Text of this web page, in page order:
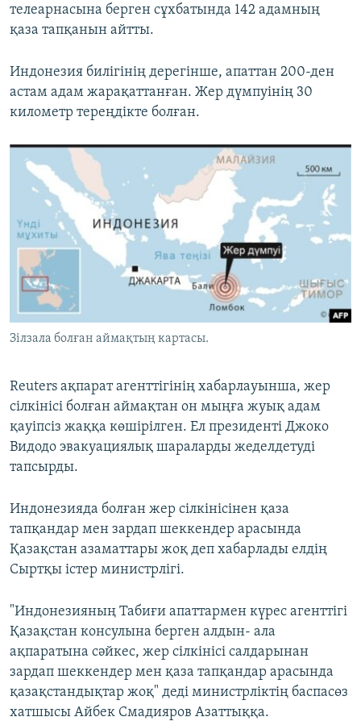
телеарнасына берген сұхбатында 142 адамның
қаза тапқанын айтты.
Индонезия билігінің дерегінше, апаттан 200-ден
астам адам жарақаттанған. Жер дүмпуінің 30
километр тереңдікте болған.
Зілзала болған аймақтың картасы.
Reuters ақпарат агенттігінің хабарлауынша, жер
сілкінісі болған аймақтан он мыңға жуық адам
қауіпсіз жаққа көшірілген. Ел президенті Джоко
Видодо эвакуациялық шараларды жеделдетуді
тапсырды.
Индонезияда болған жер сілкінісінен қаза
тапқандар мен зардап шеккендер арасында
Қазақстан азаматтары жоқ деп хабарлады елдің
Сыртқы істер министрлігі.
"Индонезияның Табиғи апаттармен күрес агенттігі
Қазақстан консулына берген алдын- ала
ақпаратына сәйкес, жер сілкінісі салдарынан
зардап шеккендер мен қаза тапқандар арасында
қазақстандықтар жоқ" деді министрліктің баспасөз
хатшысы Айбек Смадияров Азаттыққа.